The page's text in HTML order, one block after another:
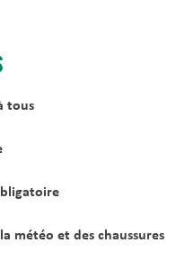
tous
météo et des chaussures